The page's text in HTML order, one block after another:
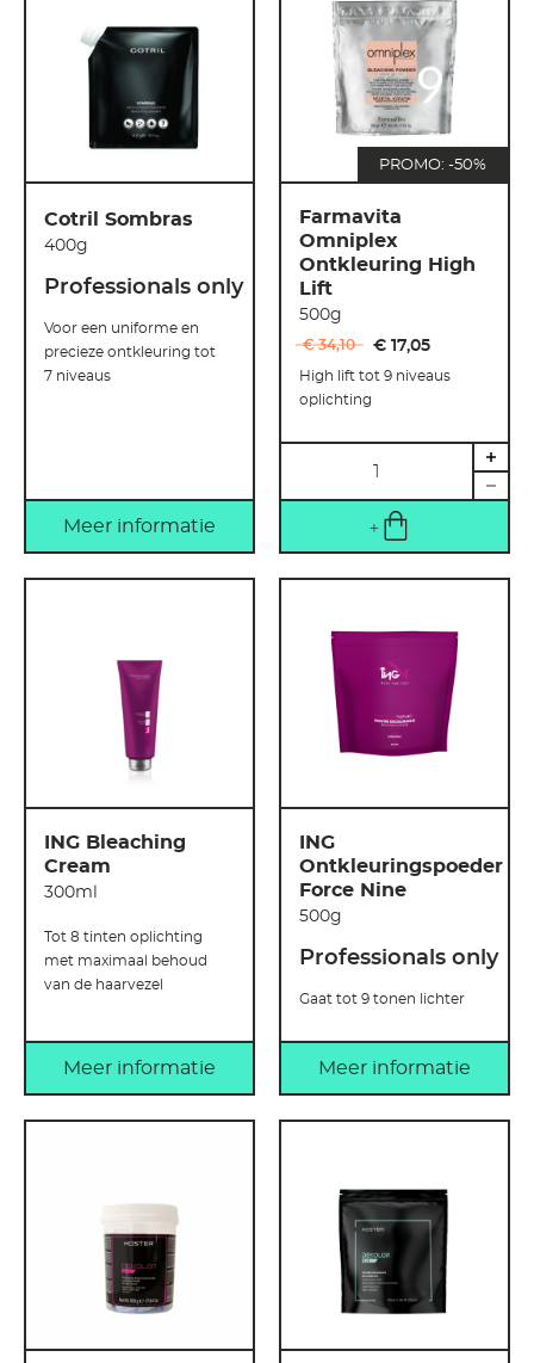
Cotril Sombras
400g
Professionals only
Voor een uniforme en
precieze ontkleuring tot
7 niveaus
Meer informatie
PROMO: -50%
Farmavita
Omniplex
Ontkleuring High
Lift
500g
€ 34,10 € 17,05
High lift tot 9 niveaus
oplichting
ING Bleaching
Cream
300ml
Tot 8 tinten oplichting
met maximaal behoud
van de haarvezel
Meer informatie
ING
Ontkleuringspoeder
Force Nine
500g
Professionals only
Gaat tot 9 tonen lichter
Meer informatie